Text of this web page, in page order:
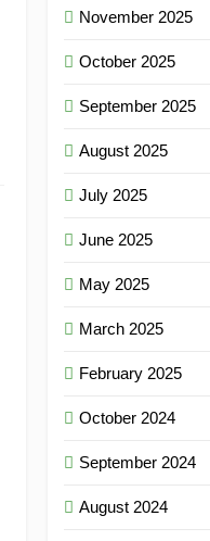
November 2025
October 2025
September 2025
August 2025
July 2025
June 2025
May 2025
March 2025
February 2025
October 2024
September 2024
August 2024